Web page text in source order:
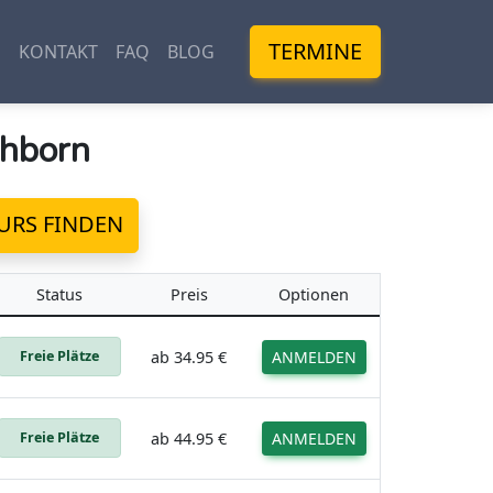
KONTAKT FAQ BLOG TERMINE
FINDEN
Status Preis Optionen
Freie Plätze ab 34.95 € ANMELDEN
Freie Plätze ab 44.95 € ANMELDEN